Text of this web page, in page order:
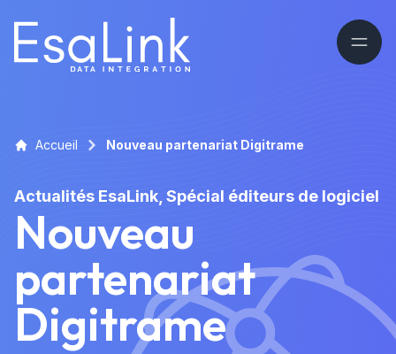
Accueil Nouveau partenariat Digitrame
Actualités EsaLink, Spécial éditeurs de logiciel
Nouveau
partenariat
Digitrame